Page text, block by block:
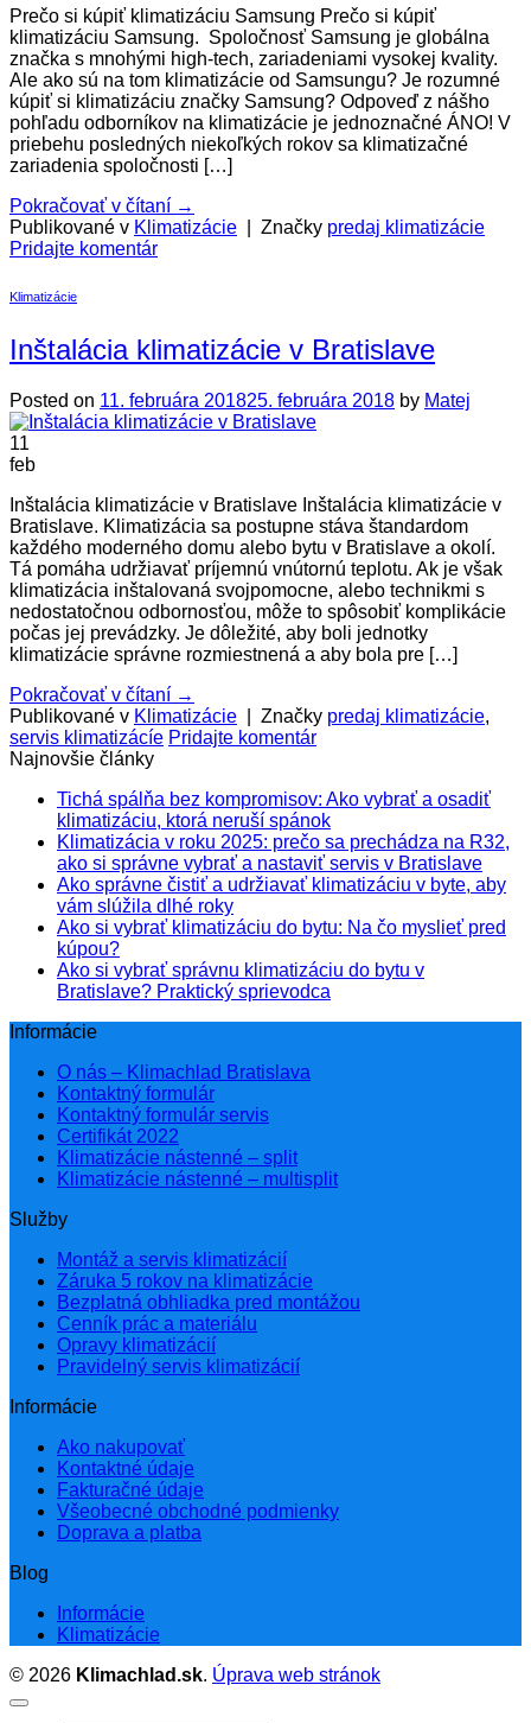
Prečo si kúpiť klimatizáciu Samsung Prečo si kúpiť
klimatizáciu Samsung. Spoločnosť Samsung je globálna
značka s mnohými high-tech, zariadeniami vysokej kvality.
Ale ako sú na tom klimatizácie od Samsungu? Je rozumné
kúpiť si klimatizáciu značky Samsung? Odpoveď z nášho
pohľadu odborníkov na klimatizácie je jednoznačné ÁNO! V
priebehu posledných niekoľkých rokov sa klimatizačné
zariadenia spoločnosti […]
Pokračovať v čítaní →
Publikované v Klimatizácie Značky predaj klimatizácie
Pridajte komentár
Klimatizácie
Inštalácia klimatizácie v Bratislave
Posted on 11. februára 201825. februára 2018 by Matej
11
feb
Inštalácia klimatizácie v Bratislave Inštalácia klimatizácie v
Bratislave. Klimatizácia sa postupne stáva štandardom
každého moderného domu alebo bytu v Bratislave a okolí.
Tá pomáha udržiavať príjemnú vnútornú teplotu. Ak je však
klimatizácia inštalovaná svojpomocne, alebo technikmi s
nedostatočnou odbornosťou, môže to spôsobiť komplikácie
počas jej prevádzky. Je dôležité, aby boli jednotky
klimatizácie správne rozmiestnená a aby bola pre […]
Pokračovať v čítaní →
Publikované v Klimatizácie Značky predaj klimatizácie,
servis klimatizácíe Pridajte komentár
Najnovšie články
Tichá spálňa bez kompromisov: Ako vybrať a osadiť
klimatizáciu, ktorá neruší spánok
Klimatizácia v roku 2025: prečo sa prechádza na R32,
ako si správne vybrať a nastaviť servis v Bratislave
Ako správne čistiť a udržiavať klimatizáciu v byte, aby
vám slúžila dlhé roky
Ako si vybrať klimatizáciu do bytu: Na čo myslieť pred
kúpou?
Ako si vybrať správnu klimatizáciu do bytu v
Bratislave? Praktický sprievodca
Informácie
O nás – Klimachlad Bratislava
Kontaktný formulár
Kontaktný formulár servis
Certifikát 2022
Klimatizácie nástenné – split
Klimatizácie nástenné – multisplit
Služby
Montáž a servis klimatizácií
Záruka 5 rokov na klimatizácie
Bezplatná obhliadka pred montážou
Cenník prác a materiálu
Opravy klimatizácií
Pravidelný servis klimatizácií
Informácie
Ako nakupovať
Kontaktné údaje
Fakturačné údaje
Všeobecné obchodné podmienky
Doprava a platba
Blog
Informácie
Klimatizácie
© 2026 Klimachlad.sk. Úprava web stránok